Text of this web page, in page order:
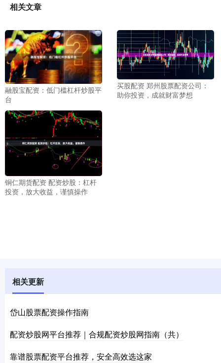
相关文章
融股宝配资：低门槛杠杆炒股平
台
买股配资 郑州股票配资公司：
助你投资，成就财富梦想
铜仁期货配资 配资炒股：杠杆
投资，放大收益，谨慎操作
相关更新
岱山股票配资操作指南
配资炒股网平台推荐｜合规配资炒股网指南（共）
靠谱股票配资平台推荐，安全高效选这家